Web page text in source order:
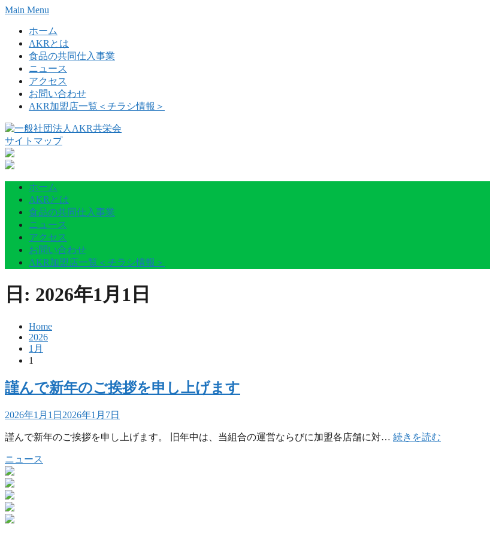
Skip
content
Main Menu
ホーム
AKRとは
食品の共同仕入事業
ニュース
アクセス
お問い合わせ
AKR加盟店一覧＜チラシ情報＞
サイトマップ
ホーム
AKRとは
食品の共同仕入事業
ニュース
アクセス
お問い合わせ
AKR加盟店一覧＜チラシ情報＞
日: 2026年1月1日
Home
2026
1月
1
謹んで新年のご挨拶を申し上げます
2026年1月1日 2026年1月7日
謹んで新年のご挨拶を申し上げます。 旧年中は、当組合の運営ならびに加盟各店舗に対… 続きを読む
ニュース